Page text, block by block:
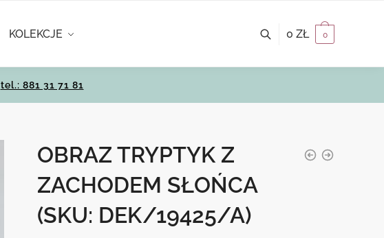
KOLEKCJE 0 ZŁ 0
tel.: 881 31 71 81
OBRAZ TRYPTYK Z
ZACHODEM SŁOŃCA
(SKU: DEK/19425/A)